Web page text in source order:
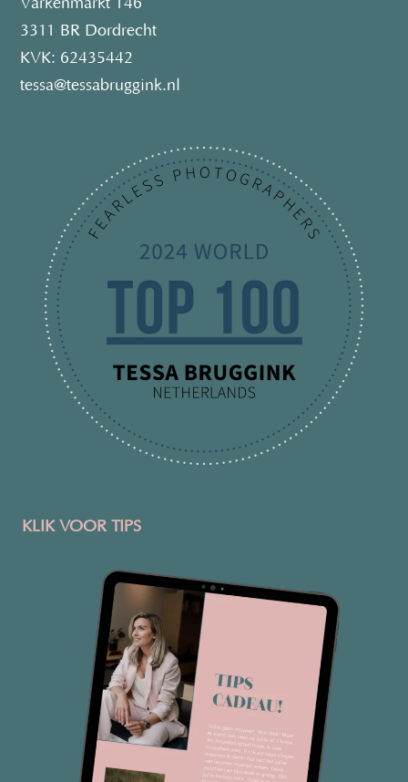
Varkenmarkt 146
3311 BR Dordrecht
KVK: 62435442
tessa@tessabruggink.nl
KLIK VOOR TIPS